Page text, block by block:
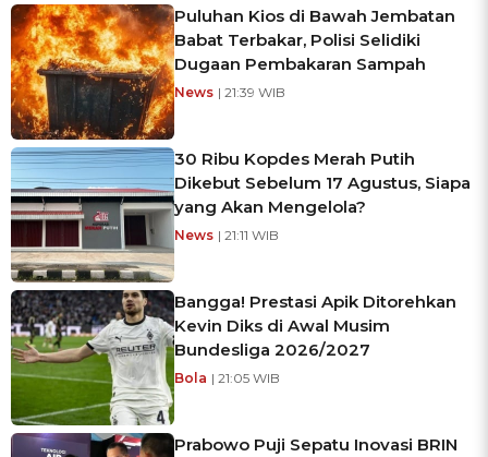
Puluhan Kios di Bawah Jembatan
Babat Terbakar, Polisi Selidiki
Dugaan Pembakaran Sampah
News | 21:39 WIB
30 Ribu Kopdes Merah Putih
Dikebut Sebelum 17 Agustus, Siapa
yang Akan Mengelola?
News | 21:11 WIB
Bangga! Prestasi Apik Ditorehkan
Kevin Diks di Awal Musim
Bundesliga 2026/2027
Bola | 21:05 WIB
Prabowo Puji Sepatu Inovasi BRIN